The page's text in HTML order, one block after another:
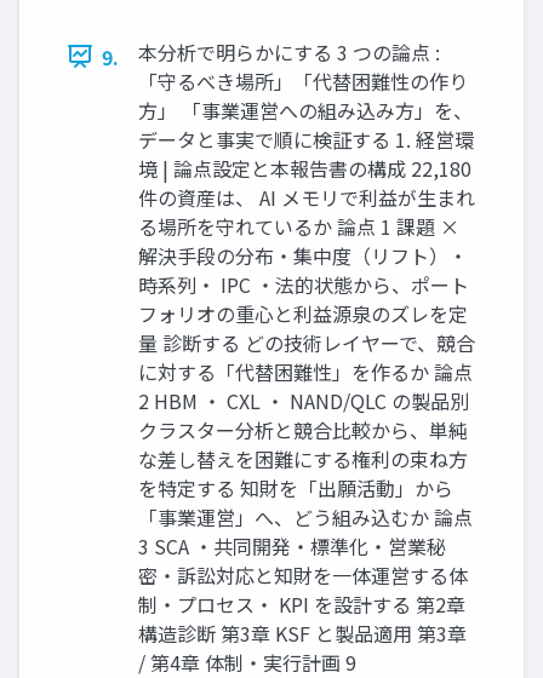
9.
本分析で明らかにする 3 つの論点 :
「守るべき場所」「代替困難性の作り
方」 「事業運営への組み込み方」を、
データと事実で順に検証する 1. 経営環
境 | 論点設定と本報告書の構成 22,180
件の資産は、 AI メモリで利益が生まれ
る場所を守れているか 論点 1 課題 ×
解決手段の分布・集中度（リフト）・
時系列・ IPC ・法的状態から、ポート
フォリオの重心と利益源泉のズレを定
量 診断する どの技術レイヤーで、競合
に対する「代替困難性」を作るか 論点
2 HBM ・ CXL ・ NAND/QLC の製品別
クラスター分析と競合比較から、単純
な差し替えを困難にする権利の束ね方
を特定する 知財を「出願活動」から
「事業運営」へ、どう組み込むか 論点
3 SCA ・共同開発・標準化・営業秘
密・訴訟対応と知財を一体運営する体
制・プロセス・ KPI を設計する 第2章
構造診断 第3章 KSF と製品適用 第3章
/ 第4章 体制・実行計画 9